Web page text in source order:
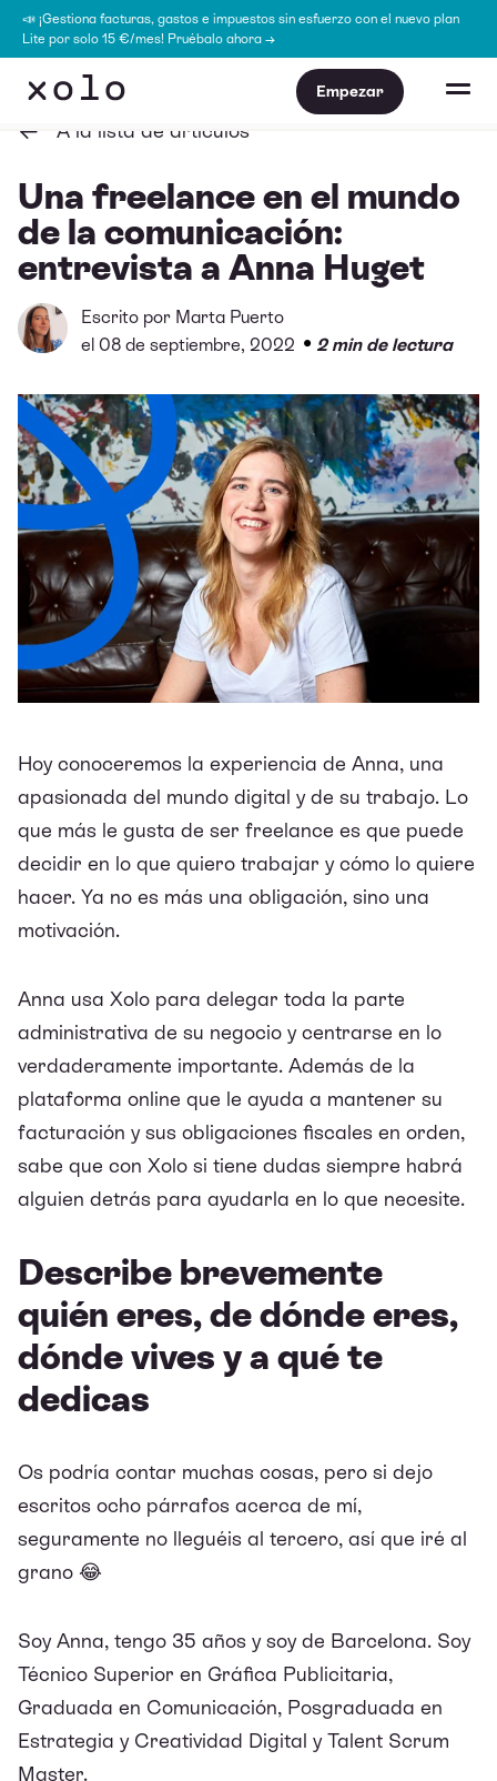
📣 ¡Gestiona facturas, gastos e impuestos sin esfuerzo con el nuevo plan
Lite por solo 15 €/mes! Pruébalo ahora →
Empezar
A la lista de artículos
Una freelance en el mundo
de la comunicación:
entrevista a Anna Huget
Escrito por Marta Puerto
el 08 de septiembre, 2022 • 2 min de lectura
Hoy conoceremos la experiencia de Anna, una
apasionada del mundo digital y de su trabajo. Lo
que más le gusta de ser freelance es que puede
decidir en lo que quiero trabajar y cómo lo quiere
hacer. Ya no es más una obligación, sino una
motivación.
Anna usa Xolo para delegar toda la parte
administrativa de su negocio y centrarse en lo
verdaderamente importante. Además de la
plataforma online que le ayuda a mantener su
facturación y sus obligaciones fiscales en orden,
sabe que con Xolo si tiene dudas siempre habrá
alguien detrás para ayudarla en lo que necesite.
Describe brevemente
quién eres, de dónde eres,
dónde vives y a qué te
dedicas
Os podría contar muchas cosas, pero si dejo
escritos ocho párrafos acerca de mí,
seguramente no lleguéis al tercero, así que iré al
grano 😂
Soy Anna, tengo 35 años y soy de Barcelona. Soy
Técnico Superior en Gráfica Publicitaria,
Graduada en Comunicación, Posgraduada en
Estrategia y Creatividad Digital y Talent Scrum
Master.